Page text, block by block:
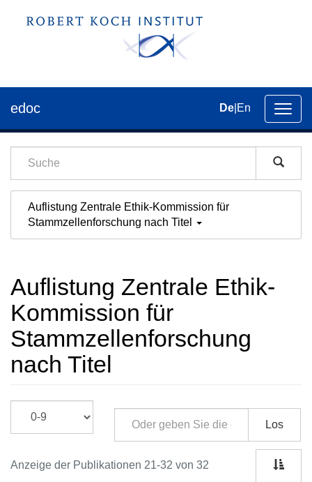
der
edoc De En
Auflistung Zentrale Ethik-Kommission für
Stammzellenforschung nach Titel
Auflistung Zentrale Ethik-
Kommission für
Stammzellenforschung
nach Titel
Los
Anzeige der Publikationen 21-32 von 32